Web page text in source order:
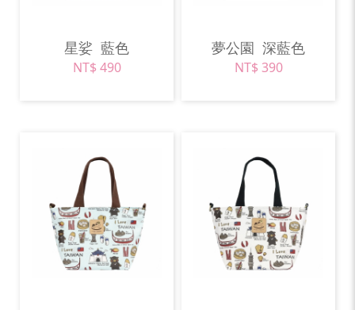
星娑 藍色
NT$ 490
夢公園 深藍色
NT$ 390